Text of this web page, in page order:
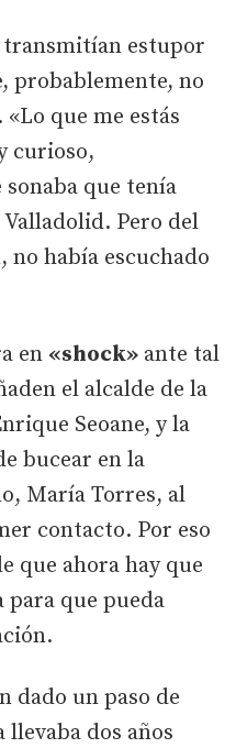
transmitían estupor
probablemente, no
que me estás
curioso,
que tenía
Pero del
no había escuchado
en «shock» ante tal
el alcalde de la
Seoane, y la
bucear en la
María Torres, al
contacto. Por eso
que ahora hay que
que pueda
dado un paso de
dos años